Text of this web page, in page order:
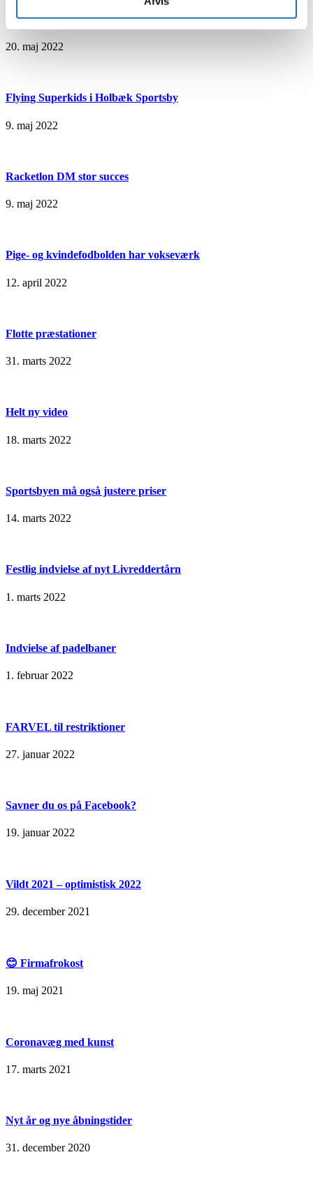
Besøg af landstræner og bordtennisstjerne
20. maj 2022
Flying Superkids i Holbæk Sportsby
9. maj 2022
Racketlon DM stor succes
9. maj 2022
Pige- og kvindefodbolden har vokseværk
12. april 2022
Flotte præstationer
31. marts 2022
Helt ny video
18. marts 2022
Sportsbyen må også justere priser
14. marts 2022
Festlig indvielse af nyt Livreddertårn
1. marts 2022
Indvielse af padelbaner
1. februar 2022
FARVEL til restriktioner
27. januar 2022
Savner du os på Facebook?
19. januar 2022
Vildt 2021 – optimistisk 2022
29. december 2021
😊 Firmafrokost
19. maj 2021
Coronavæg med kunst
17. marts 2021
Nyt år og nye åbningstider
31. december 2020